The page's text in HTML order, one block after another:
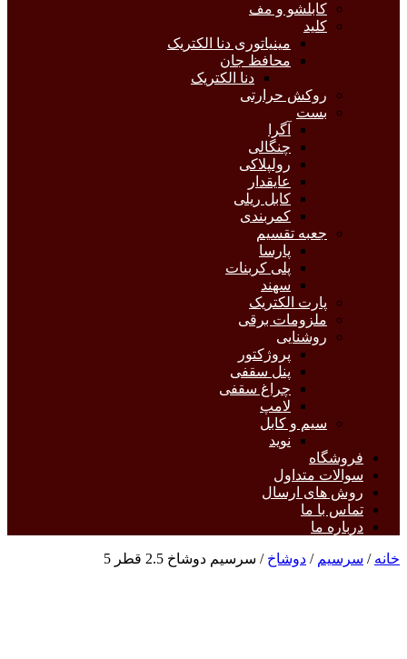
کابلشو و مف
کلید
مینیاتوری دنا الکتریک
محافظ جان
دنا الکتریک
روکش حرارتی
بست
آگرا
چنگالی
رولپلاکی
عایقدار
کابل ریلی
کمربندی
جعبه تقسیم
پارسا
پلی کربنات
سهند
پارت الکتریک
ملزومات برقی
روشنایی
پروژکتور
پنل سقفی
چراغ سقفی
لامپ
سیم و کابل
نوید
فروشگاه
سوالات متداول
روش های ارسال
تماس با ما
درباره ما
خانه / سرسیم / دوشاخ / سرسیم دوشاخ 2.5 قطر 5